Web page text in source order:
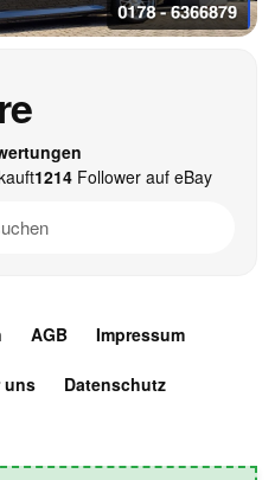
1214Follower auf eBay
AGB Impressum
uns Datenschutz